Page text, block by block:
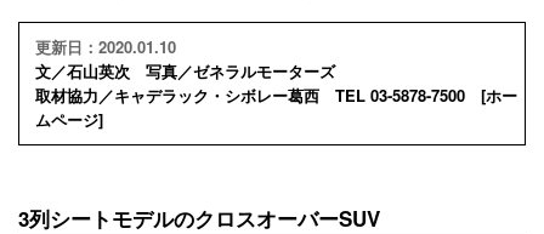
更新日：2020.01.10
文／石山英次 写真／ゼネラルモーターズ
取材協力／キャデラック・シボレー葛西 TEL 03-5878-7500 [ホー
ムページ]
3列シートモデルのクロスオーバーSUV